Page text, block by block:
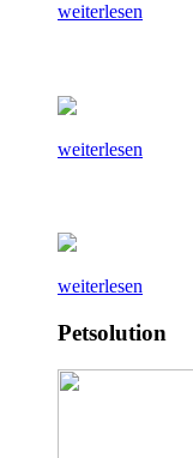
weiterlesen
weiterlesen
weiterlesen
Petsolution